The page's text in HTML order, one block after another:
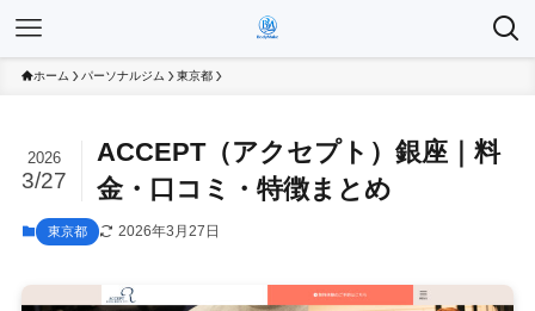
ホーム パーソナルジム 東京都
ACCEPT（アクセプト）銀座｜料
金・口コミ・特徴まとめ
2026
3/27
東京都 2026年3月27日